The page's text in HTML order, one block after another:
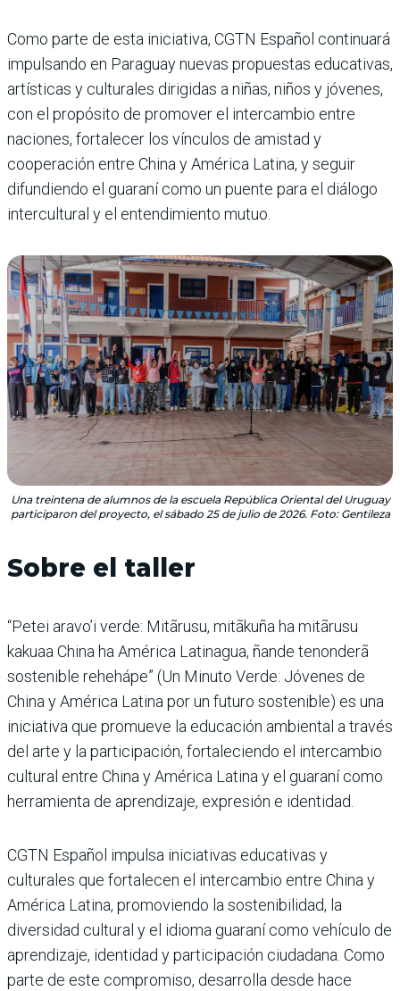
Como parte de esta iniciativa, CGTN Español continuará
impulsando en Paraguay nuevas propuestas educativas,
artísticas y culturales dirigidas a niñas, niños y jóvenes,
con el propósito de promover el intercambio entre
naciones, fortalecer los vínculos de amistad y
cooperación entre China y América Latina, y seguir
difundiendo el guaraní como un puente para el diálogo
intercultural y el entendimiento mutuo.
Una treintena de alumnos de la escuela República Oriental del Uruguay
participaron del proyecto, el sábado 25 de julio de 2026. Foto: Gentileza
Sobre el taller
“Petei aravo’i verde: Mitãrusu, mitãkuña ha mitãrusu
kakuaa China ha América Latinagua, ñande tenonderã
sostenible rehehápe” (Un Minuto Verde: Jóvenes de
China y América Latina por un futuro sostenible) es una
iniciativa que promueve la educación ambiental a través
del arte y la participación, fortaleciendo el intercambio
cultural entre China y América Latina y el guaraní como
herramienta de aprendizaje, expresión e identidad.
CGTN Español impulsa iniciativas educativas y
culturales que fortalecen el intercambio entre China y
América Latina, promoviendo la sostenibilidad, la
diversidad cultural y el idioma guaraní como vehículo de
aprendizaje, identidad y participación ciudadana. Como
parte de este compromiso, desarrolla desde hace